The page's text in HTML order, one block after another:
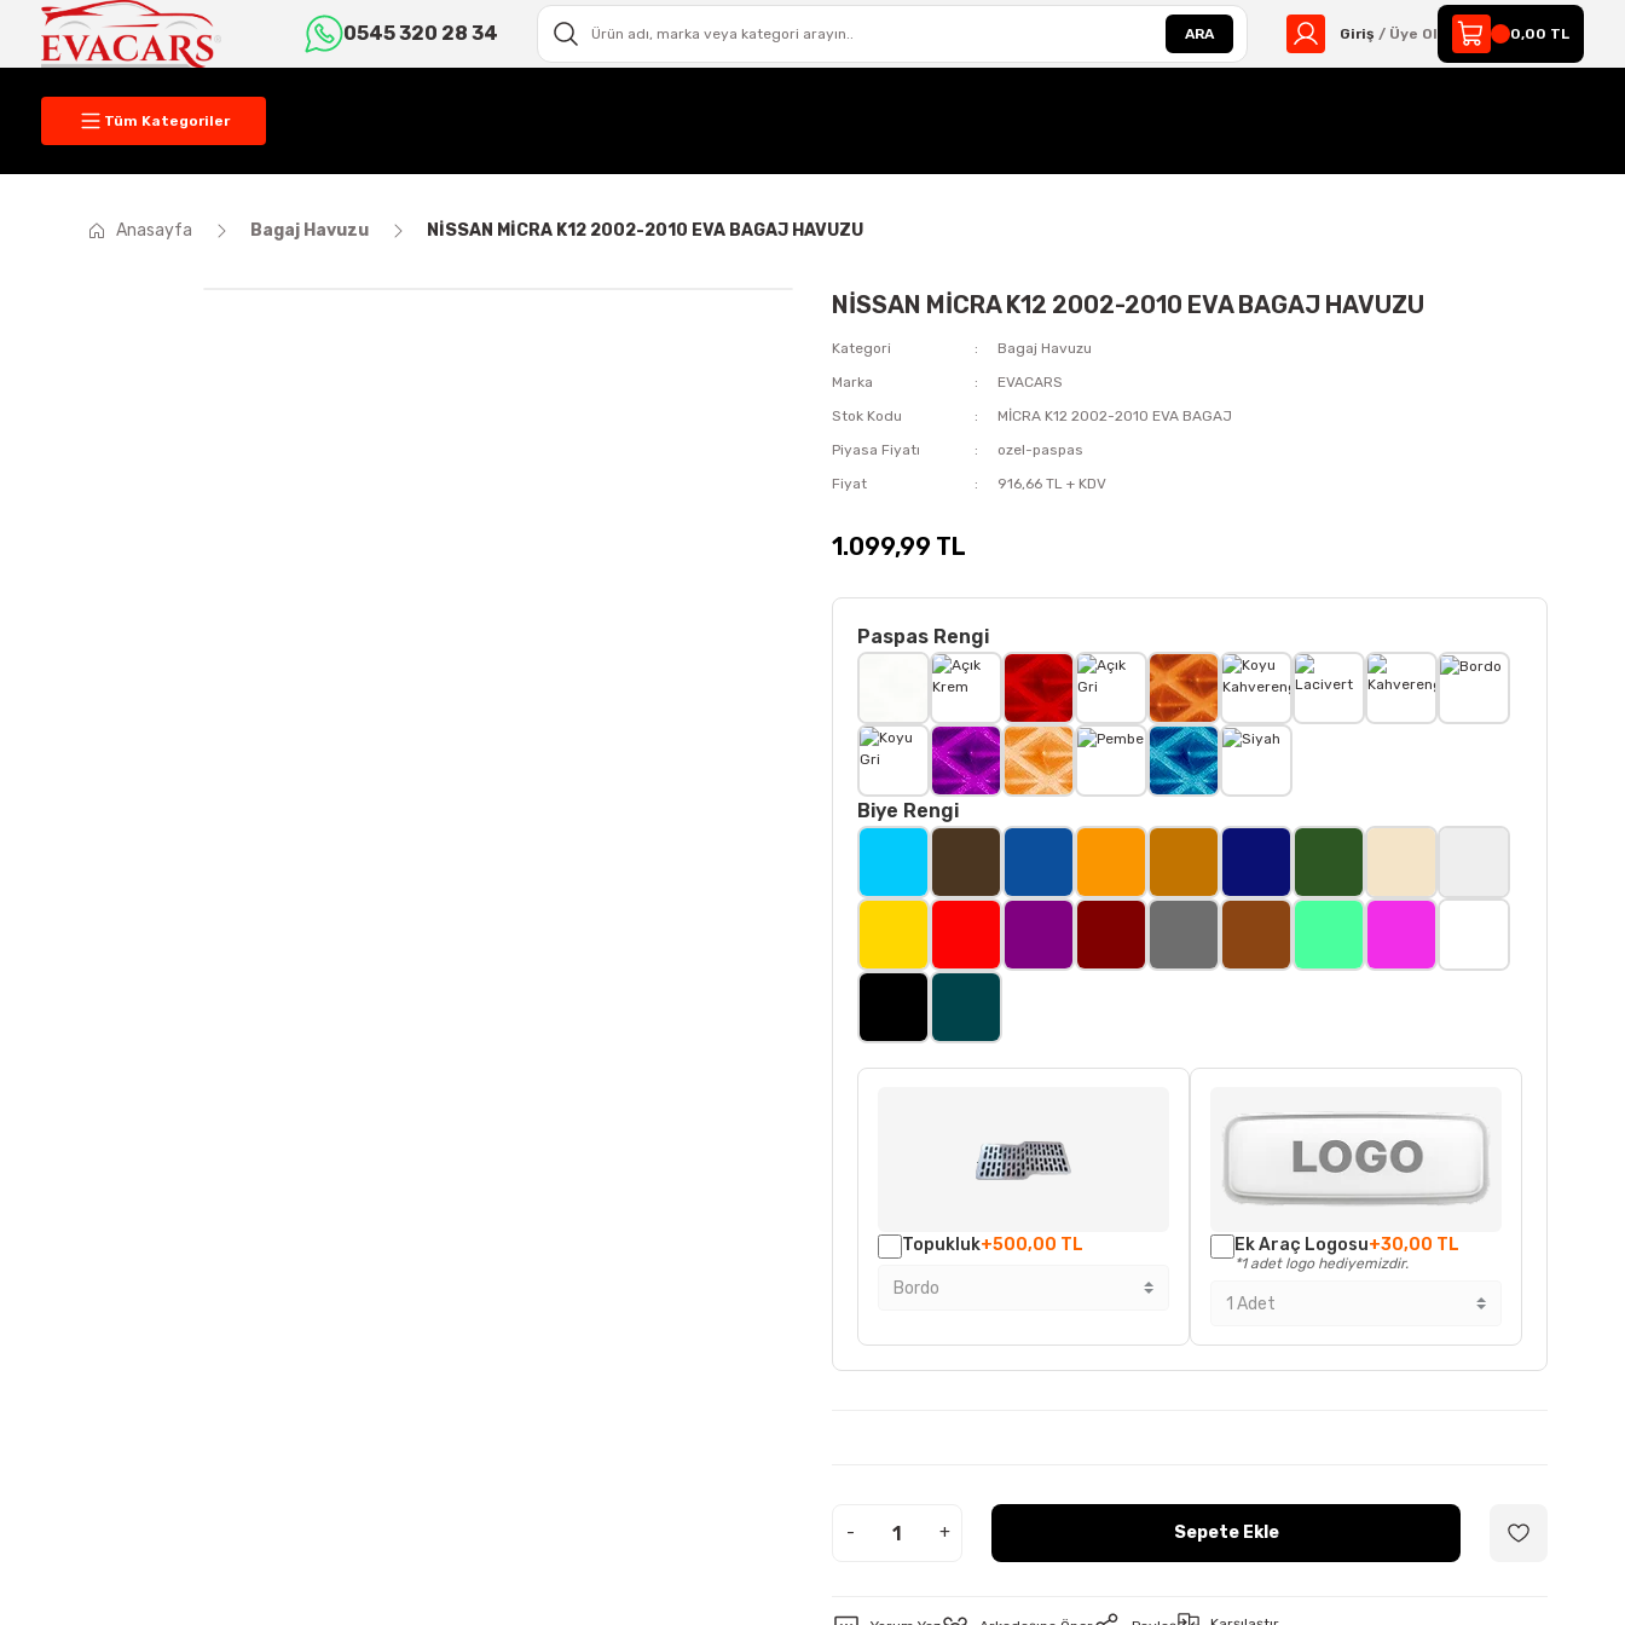
0545 320 28 34 ARA Giriş / Üye Ol 0,00 TL
Tüm Kategoriler
Anasayfa Bagaj Havuzu NİSSAN MİCRA K12 2002-2010 EVA BAGAJ HAVUZU
NİSSAN MİCRA K12 2002-2010 EVA BAGAJ HAVUZU
Kategori
Bagaj Havuzu
Marka
EVACARS
Stok Kodu
MİCRA K12 2002-2010 EVA BAGAJ
Piyasa Fiyatı
ozel-paspas
Fiyat
916,66 TL + KDV
1.099,99 TL
Paspas Rengi
Biye Rengi
Topukluk+500,00 TL Ek Araç Logosu+30,00 TL
*1 adet logo hediyemizdir.
- + Sepete Ekle